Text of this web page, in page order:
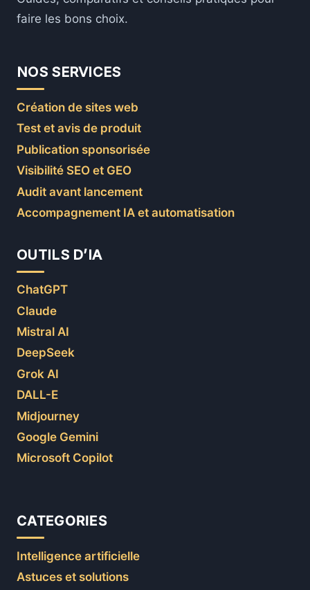
faire les bons choix.
NOS SERVICES
Création de sites web
Test et avis de produit
Publication sponsorisée
Visibilité SEO et GEO
Audit avant lancement
Accompagnement IA et automatisation
OUTILS D’IA
ChatGPT
Claude
Mistral AI
DeepSeek
Grok AI
DALL-E
Midjourney
Google Gemini
Microsoft Copilot
CATEGORIES
Intelligence artificielle
Astuces et solutions